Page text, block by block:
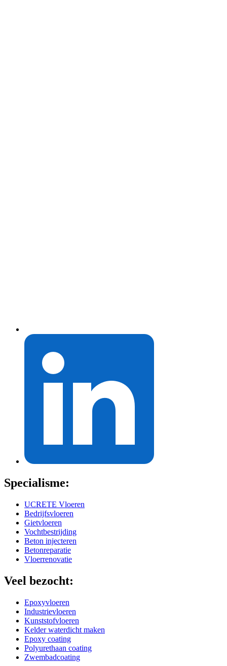
Specialisme:
UCRETE Vloeren
Bedrijfsvloeren
Gietvloeren
Vochtbestrijding
Beton injecteren
Betonreparatie
Vloerrenovatie
Veel bezocht:
Epoxyvloeren
Industrievloeren
Kunststofvloeren
Kelder waterdicht maken
Epoxy coating
Polyurethaan coating
Zwembadcoating